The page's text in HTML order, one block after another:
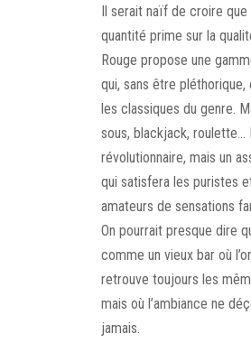
Il serait naïf de croire que
quantité prime sur la
Rouge propose une
qui, sans être pléthorique,
les classiques du genre.
sous, blackjack, roulette…
révolutionnaire, mais un
qui satisfera les puristes
amateurs de sensations
On pourrait presque dire
comme un vieux bar où
retrouve toujours les
mais où l’ambiance ne
jamais.